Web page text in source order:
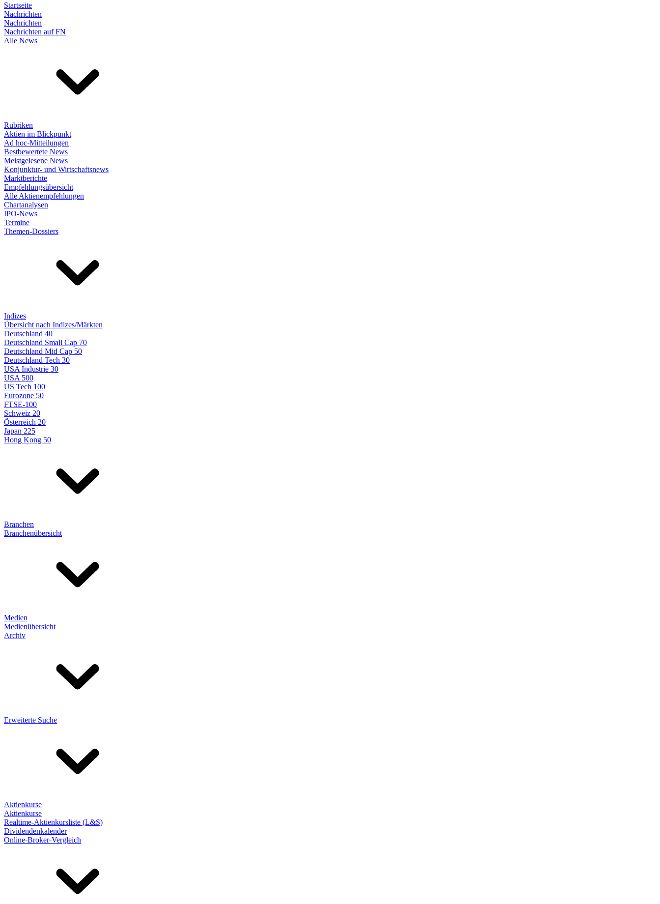
Startseite
Nachrichten
Nachrichten
Nachrichten auf FN
Alle News
Rubriken
Aktien im Blickpunkt
Ad hoc-Mitteilungen
Bestbewertete News
Meistgelesene News
Konjunktur- und Wirtschaftsnews
Marktberichte
Empfehlungsübersicht
Alle Aktienempfehlungen
Chartanalysen
IPO-News
Termine
Themen-Dossiers
Indizes
Übersicht nach Indizes/Märkten
Deutschland 40
Deutschland Small Cap 70
Deutschland Mid Cap 50
Deutschland Tech 30
USA Industrie 30
USA 500
US Tech 100
Eurozone 50
FTSE-100
Schweiz 20
Österreich 20
Japan 225
Hong Kong 50
Branchen
Branchenübersicht
Medien
Medienübersicht
Archiv
Erweiterte Suche
Aktienkurse
Aktienkurse
Realtime-Aktienkursliste (L&S)
Dividendenkalender
Online-Broker-Vergleich